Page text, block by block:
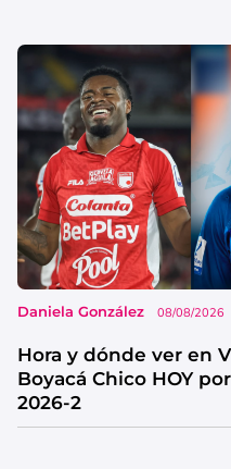
Daniela González 08/08/2026
Hora y dónde ver en
Boyacá Chico HOY
2026-2